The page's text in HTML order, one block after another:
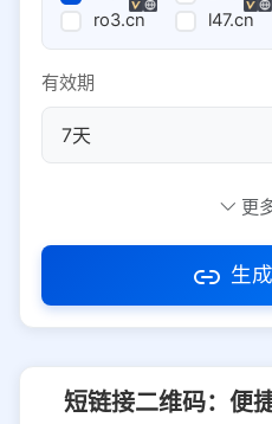
ro3.cn
l47.cn
有效期
访问密码
更
生
短链接二维码：便